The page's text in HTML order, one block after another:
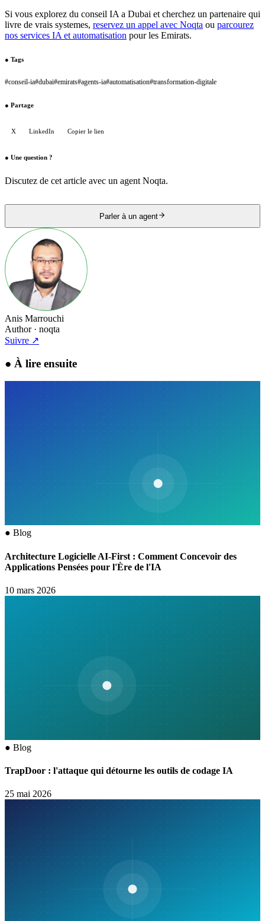
Si vous explorez du conseil IA a Dubai et cherchez un partenaire qui
livre de vrais systemes, reservez un appel avec Noqta ou parcourez
nos services IA et automatisation pour les Emirats.
● Tags
#conseil-ia#dubai#emirats#agents-ia#automatisation#transformation-digitale
● Partage
X LinkedIn Copier le lien
● Une question ?
Discutez de cet article avec un agent Noqta.
Parler à un agent
Anis Marrouchi
Author· noqta
Suivre ↗
● À lire ensuite
● Blog
Architecture Logicielle AI-First : Comment Concevoir des
Applications Pensées pour l'Ère de l'IA
10 mars 2026
● Blog
TrapDoor : l'attaque qui détourne les outils de codage IA
25 mai 2026